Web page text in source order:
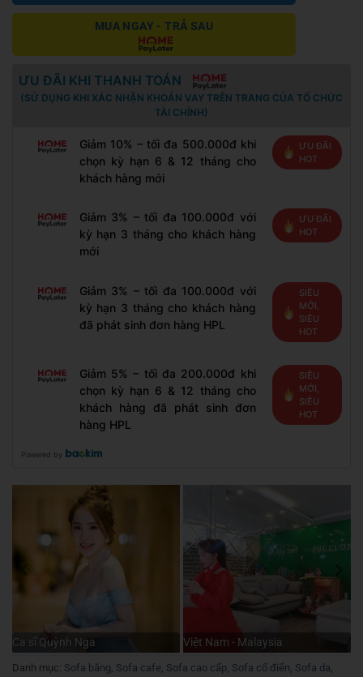
MUA NGAY - TRẢ SAU
ƯU ĐÃI KHI THANH TOÁN
(SỬ DỤNG KHI XÁC NHẬN KHOẢN VAY TRÊN TRANG CỦA TỔ CHỨC
TÀI CHÍNH)
Giảm 10% – tối đa 500.000đ khi
chọn kỳ hạn 6 & 12 tháng cho
khách hàng mới
ƯU ĐÃI
HOT
Giảm 3% – tối đa 100.000đ với
kỳ hạn 3 tháng cho khách hàng
mới
ƯU ĐÃI
HOT
Giảm 3% – tối đa 100.000đ với
kỳ hạn 3 tháng cho khách hàng
đã phát sinh đơn hàng HPL
SIÊU
MỚI,
SIÊU
HOT
Giảm 5% – tối đa 200.000đ khi
chọn kỳ hạn 6 & 12 tháng cho
khách hàng đã phát sinh đơn
hàng HPL
SIÊU
MỚI,
SIÊU
HOT
Powered by
Ca sĩ Quỳnh Nga Việt Nam - Malaysia
Danh mục: Sofa băng, Sofa cafe, Sofa cao cấp, Sofa cổ điển, Sofa da,